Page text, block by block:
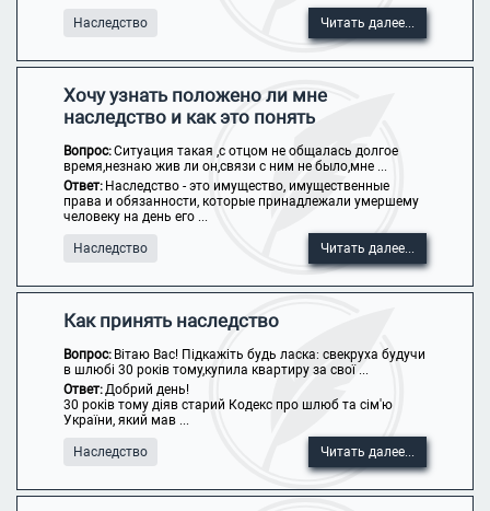
Наследство Читать далее...
Хочу узнать положено ли мне
наследство и как это понять
Вопрос:Ситуация такая ,с отцом не общалась долгое
время,незнаю жив ли он,связи с ним не было,мне ...
Ответ: Наследство - это имущество, имущественные
права и обязанности, которые принадлежали умершему
человеку на день его ...
Наследство Читать далее...
Как принять наследство
Вопрос: Вітаю Вас! Підкажіть будь ласка: свекруха будучи
в шлюбі 30 років тому,купила квартиру за свої ...
Ответ:Добрий день!
30 років тому діяв старий Кодекс про шлюб та сім'ю
України, який мав ...
Наследство Читать далее...